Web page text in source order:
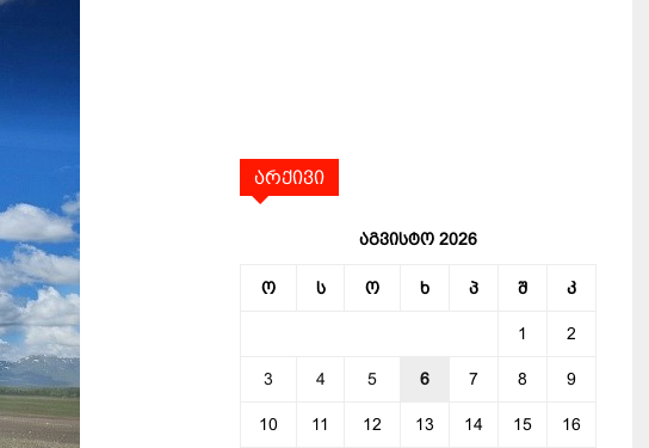
არქივი
აგვისტო 2026
ო ს ო ხ პ შ კ
1 2
3 4 5 6 7 8 9
10 11 12 13 14 15 16